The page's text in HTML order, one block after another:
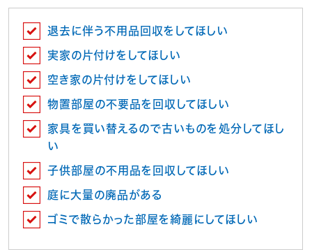
退去に伴う不用品回収をしてほしい
実家の片付けをしてほしい
空き家の片付けをしてほしい
物置部屋の不要品を回収してほしい
家具を買い替えるので古いものを処分してほし
い
子供部屋の不用品を回収してほしい
庭に大量の廃品がある
ゴミで散らかった部屋を綺麗にしてほしい